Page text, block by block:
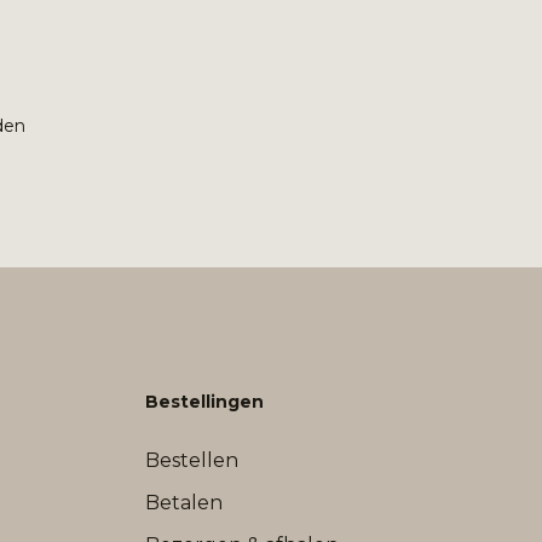
Bestellingen
Bestellen
Betalen